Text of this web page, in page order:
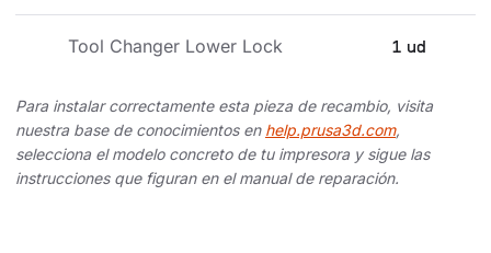
Tool Changer Lower Lock 1 ud
Para instalar correctamente esta pieza de recambio, visita
nuestra base de conocimientos en help.prusa3d.com,
selecciona el modelo concreto de tu impresora y sigue las
instrucciones que figuran en el manual de reparación.